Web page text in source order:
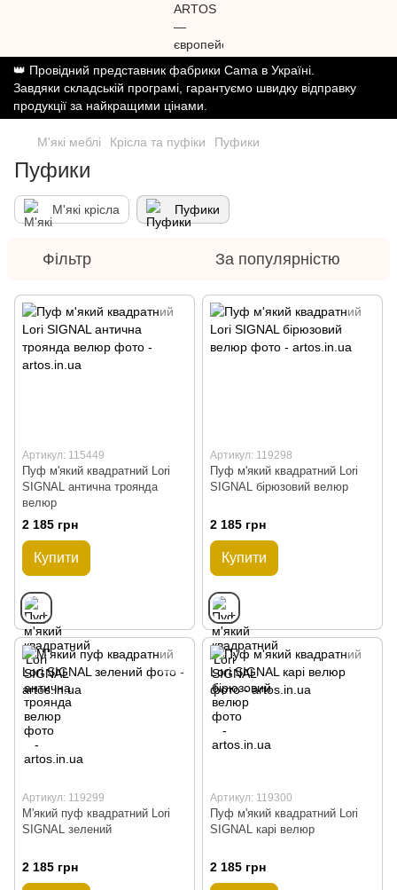
👑 Провідний представник фабрики Cama в Україні.
Завдяки складській програмі, гарантуємо швидку відправку
продукції за найкращими цінами.
М'які меблі Крісла та пуфіки Пуфики
Пуфики
М'які крісла Пуфики
Фільтр За популярністю
Артикул: 115449
Пуф м'який квадратний Lori
SIGNAL антична троянда
велюр
2 185 грн
Купити
Артикул: 119298
Пуф м'який квадратний Lori
SIGNAL бірюзовий велюр
2 185 грн
Купити
Артикул: 119299
М'який пуф квадратний Lori
SIGNAL зелений
2 185 грн
Артикул: 119300
Пуф м'який квадратний Lori
SIGNAL карі велюр
2 185 грн